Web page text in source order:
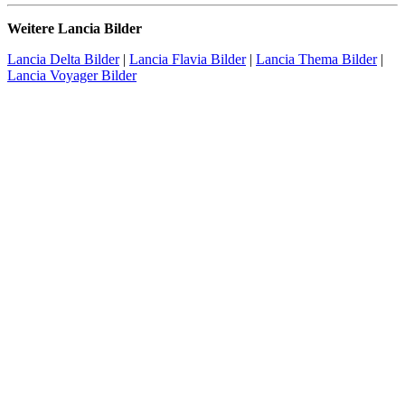
Weitere Lancia Bilder
Lancia Delta Bilder| Lancia Flavia Bilder| Lancia Thema Bilder|
Lancia Voyager Bilder